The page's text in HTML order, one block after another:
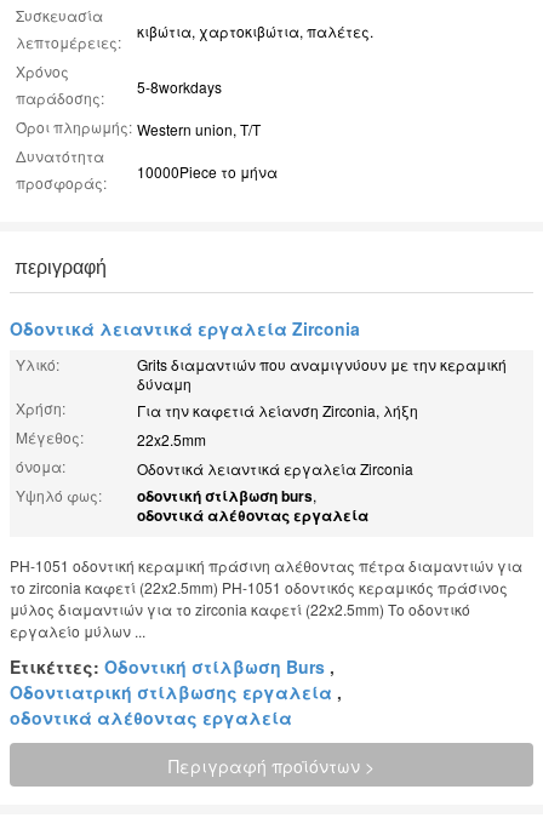
Συσκευασία
λεπτομέρειες:
κιβώτια, χαρτοκιβώτια, παλέτες.
Χρόνος
παράδοσης:
5-8workdays
Όροι πληρωμής: Western union, T/T
Δυνατότητα
προσφοράς:
10000Piece το μήνα
περιγραφή
Οδοντικά λειαντικά εργαλεία Zirconia
Υλικό:
Grits διαμαντιών που αναμιγνύουν με την κεραμική
δύναμη
Χρήση:
Για την καφετιά λείανση Zirconia, λήξη
Μέγεθος:
22x2.5mm
όνομα:
Οδοντικά λειαντικά εργαλεία Zirconia
Υψηλό φως:
οδοντική στίλβωση burs,
οδοντικά αλέθοντας εργαλεία
PH-1051 οδοντική κεραμική πράσινη αλέθοντας πέτρα διαμαντιών για
το zirconia καφετί (22x2.5mm) PH-1051 οδοντικός κεραμικός πράσινος
μύλος διαμαντιών για το zirconia καφετί (22x2.5mm) Το οδοντικό
εργαλείο μύλων ...
Ετικέττες: Οδοντική στίλβωση Burs ,
Οδοντιατρική στίλβωσης εργαλεία ,
οδοντικά αλέθοντας εργαλεία
Περιγραφή προϊόντων >